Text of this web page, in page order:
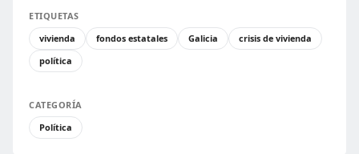
ETIQUETAS
vivienda
fondos estatales Galicia
crisis de vivienda
política
CATEGORÍA
Política